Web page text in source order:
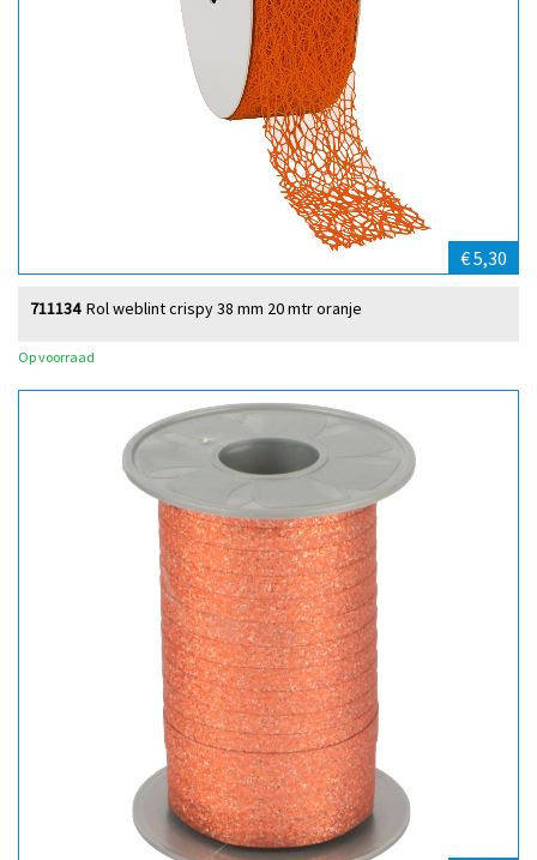
€ 5,30
Rol weblint crispy 38 mm 20 mtr oranje
711134
Op voorraad